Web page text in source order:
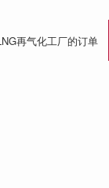
再气化工厂的订单